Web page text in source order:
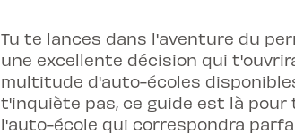
Tu te lances dans l'aventure du
une excellente décision qui
multitude d'auto-écoles
t'inquiète pas, ce guide est là
l'auto-école qui correspondra